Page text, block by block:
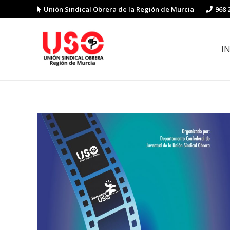
Unión Sindical Obrera de la Región de Murcia 968